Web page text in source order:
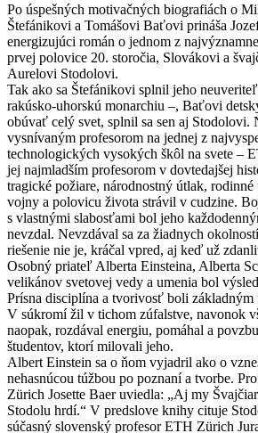
Po úspešných motivačných biografiách o
Štefánikovi a Tomášovi Baťovi prináša
energizujúci román o jednom z
prvej polovice 20. storočia, Slovákovi a
Aurelovi Stodolovi.
Tak ako sa Štefánikovi splnil jeho
rakúsko-uhorskú monarchiu –, Baťovi
obúvať celý svet, splnil sa sen aj Stodolovi.
vysnívaným profesorom na jednej z
technologických vysokých škôl na svete –
jej najmladším profesorom v dovtedajšej
tragické požiare, národnostný útlak,
vojny a polovicu života strávil v cudzine.
s vlastnými slabosťami bol jeho
nevzdal. Nevzdával sa za žiadnych
riešenie nie je, kráčal vpred, aj keď už
Osobný priateľ Alberta Einsteina, Alberta
velikánov svetovej vedy a umenia bol
Prísna disciplína a tvorivosť boli
V súkromí žil v tichom zúfalstve, navonok
naopak, rozdával energiu, pomáhal a
študentov, ktorí milovali jeho.
Albert Einstein sa o ňom vyjadril ako o
nehasnúcou túžbou po poznaní a tvorbe.
Zürich Josette Baer uviedla: „Aj my
Stodolu hrdí.“ V predslove knihy cituje
súčasný slovenský profesor ETH Zürich